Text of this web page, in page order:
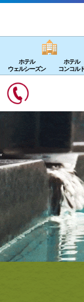
ホテル
ウェルシーズン
ホテル
コンコル